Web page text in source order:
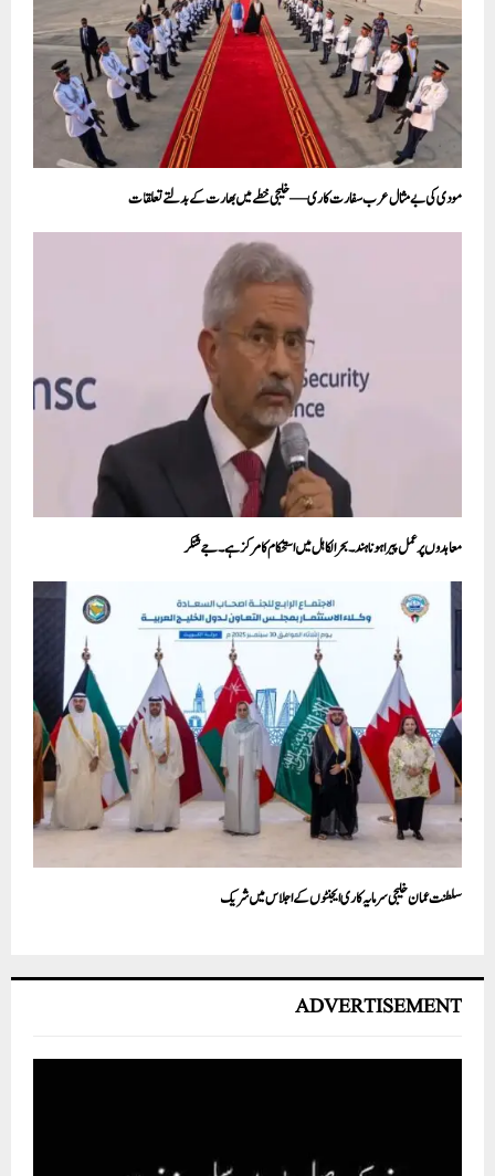
مودی کی بے مثال عرب سفارت کاری— خلیجی خطے میں بھارت کے بدلتے تعلقات
معاہدوں پر عمل پیرا ہونا ہند۔بحرالکاہل میں استحکام کا مرکز ہے۔ جے شنکر
سلطنت عمان خلیجی سرمایہ کاری ایجنٹوں کے اجلاس میں شریک
ADVERTISEMENT